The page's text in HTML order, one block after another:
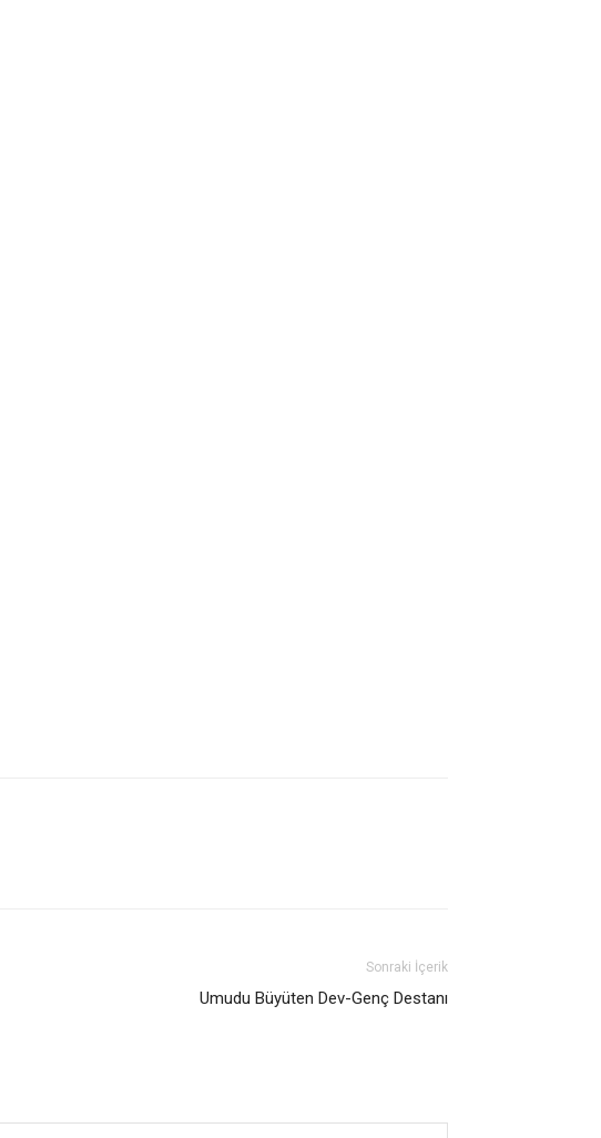
Sonraki İçerik
Umudu Büyüten Dev-Genç Destanı